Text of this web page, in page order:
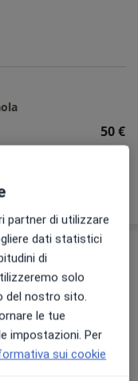
50 €
online
partner di utilizzare
dati statistici
di
solo
del nostro sito.
le tue
impostazioni. Per
sui cookie